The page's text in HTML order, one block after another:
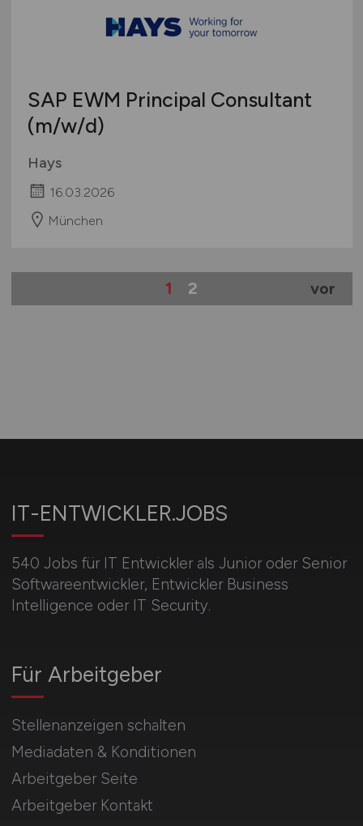
SAP EWM Principal Consultant
(m/w/d)
Hays
16.03.2026
München
1 2 vor
IT-ENTWICKLER.JOBS
540 Jobs für IT Entwickler als Junior oder Senior
Softwareentwickler, Entwickler Business
Intelligence oder IT Security.
Für Arbeitgeber
Stellenanzeigen schalten
Mediadaten & Konditionen
Arbeitgeber Seite
Arbeitgeber Kontakt